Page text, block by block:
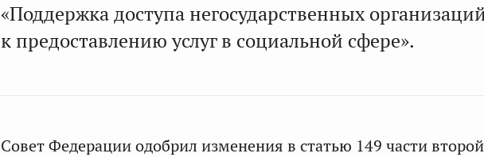
«Поддержка доступа негосударственных
к предоставлению услуг в социальной сфере».
Совет Федерации одобрил изменения в статью 149 части второй